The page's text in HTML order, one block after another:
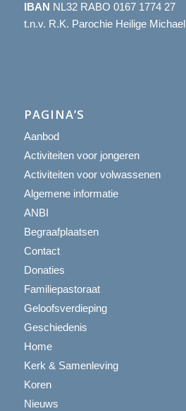
IBAN NL32 RABO 0167 1774 27
t.n.v. R.K. Parochie Heilige Michael
PAGINA’S
Aanbod
Activiteiten voor jongeren
Activiteiten voor volwassenen
Algemene informatie
ANBI
Begraafplaatsen
Contact
Donaties
Familiepastoraat
Geloofsverdieping
Geschiedenis
Home
Kerk & Samenleving
Koren
Nieuws